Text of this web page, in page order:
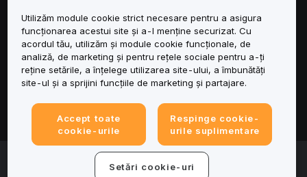
Asistență
Produse
Juridic
© 2025-2026 Bybit.eu. All rights reserved.
Utilizăm module cookie strict necesare pentru a asigura
funcționarea acestui site și a-l menține securizat. Cu
acordul tău, utilizăm și module cookie funcționale, de
analiză, de marketing și pentru rețele sociale pentru a-ți
reține setările, a înțelege utilizarea site-ului, a îmbunătăți
site-ul și a sprijini funcțiile de marketing și partajare.
Accept toate
cookie-urile
Respinge cookie-
urile suplimentare
Setări cookie-uri